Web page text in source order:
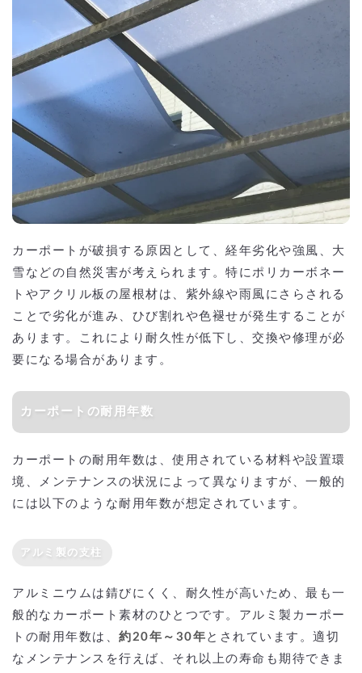
カーポートが破損する原因として、経年劣化や強風、大
雪などの自然災害が考えられます。特にポリカーボネー
トやアクリル板の屋根材は、紫外線や雨風にさらされる
ことで劣化が進み、ひび割れや色褪せが発生することが
あります。これにより耐久性が低下し、交換や修理が必
要になる場合があります。
カーポートの耐用年数
カーポートの耐用年数は、使用されている材料や設置環
境、メンテナンスの状況によって異なりますが、一般的
には以下のような耐用年数が想定されています。
アルミ製の支柱
アルミニウムは錆びにくく、耐久性が高いため、最も一
般的なカーポート素材のひとつです。アルミ製カーポー
トの耐用年数は、 約20年～30年 とされています。適切
なメンテナンスを行えば、それ以上の寿命も期待できま